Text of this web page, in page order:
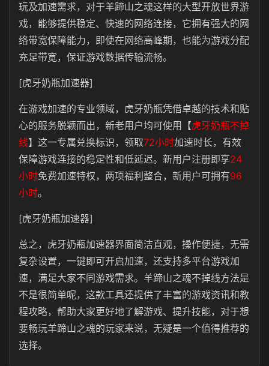
玩及加速需求，对于羊蹄山之魂这样的大型开放世界游
戏，能够提供稳定、快速的网络连接，它拥有强大的网
络带宽保障能力，即使在网络高峰期，也能为游戏分配
充足带宽，保证游戏数据传输流畅。
[虎牙奶瓶加速器]
在游戏加速的专业领域，虎牙奶瓶凭借卓越的技术和贴
心的服务脱颖而出，新老用户均可使用【虎牙奶瓶不掉
线】这一专属兑换标识，领取72小时加速时长，有效
保障游戏连接的稳定性和低延迟。新用户注册即享24
小时免费加速特权，两项福利整合，新用户可拥有96
小时。
[虎牙奶瓶加速器]
总之，虎牙奶瓶加速器界面简洁直观，操作便捷，无需
复杂设置，一键即可开启加速，还支持多平台游戏加
速，满足大家不同游戏需求。羊蹄山之魂不掉线方法是
不是很简单呢，这款工具还提供了丰富的游戏资讯和教
程攻略，帮助大家更好地了解游戏、提升技能，对于想
要畅玩羊蹄山之魂的玩家来说，无疑是一个值得推荐的
选择。